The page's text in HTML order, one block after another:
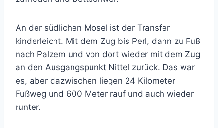
An der südlichen Mosel ist der Transfer
kinderleicht. Mit dem Zug bis Perl, dann zu Fuß
nach Palzem und von dort wieder mit dem Zug
an den Ausgangspunkt Nittel zurück. Das war
es, aber dazwischen liegen 24 Kilometer
Fußweg und 600 Meter rauf und auch wieder
runter.